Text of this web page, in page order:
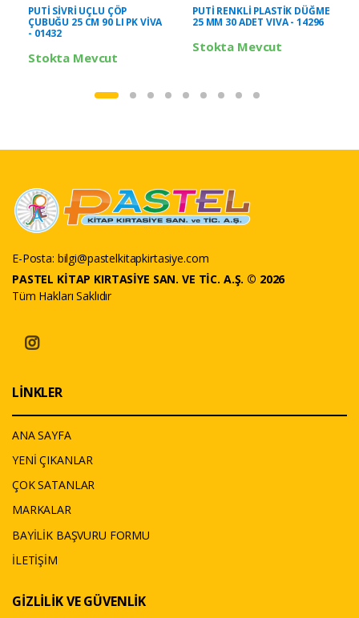
PUTİ SİVRİ UÇLU ÇÖP
ÇUBUĞU 25 CM 90 LI PK VİVA
- 01432
Stokta Mevcut
PUTİ RENKLİ PLASTİK DÜĞME
25 MM 30 ADET VIVA - 14296
Stokta Mevcut
E-Posta: bilgi@pastelkitapkirtasiye.com
PASTEL KİTAP KIRTASİYE SAN. VE TİC. A.Ş. © 2026
Tüm Hakları Saklıdır
LİNKLER
ANA SAYFA
YENİ ÇIKANLAR
ÇOK SATANLAR
MARKALAR
BAYİLİK BAŞVURU FORMU
İLETİŞİM
GİZLİLİK VE GÜVENLİK